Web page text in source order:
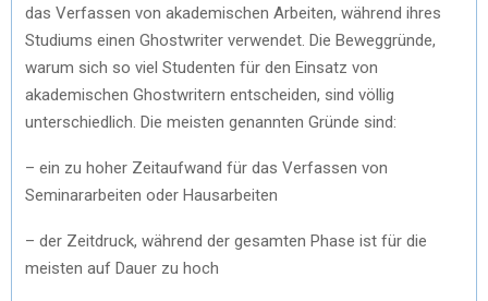
das Verfassen von akademischen Arbeiten, während ihres
Studiums einen Ghostwriter verwendet. Die Beweggründe,
warum sich so viel Studenten für den Einsatz von
akademischen Ghostwritern entscheiden, sind völlig
unterschiedlich. Die meisten genannten Gründe sind:
– ein zu hoher Zeitaufwand für das Verfassen von
Seminararbeiten oder Hausarbeiten
– der Zeitdruck, während der gesamten Phase ist für die
meisten auf Dauer zu hoch